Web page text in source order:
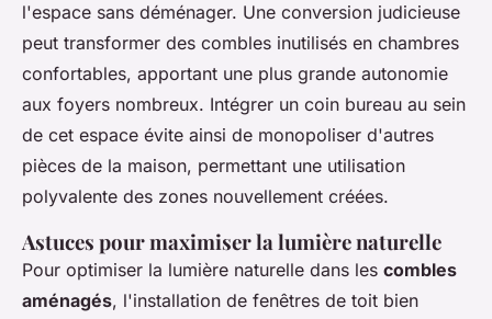
l'espace sans déménager. Une conversion judicieuse
peut transformer des combles inutilisés en chambres
confortables, apportant une plus grande autonomie
aux foyers nombreux. Intégrer un coin bureau au sein
de cet espace évite ainsi de monopoliser d'autres
pièces de la maison, permettant une utilisation
polyvalente des zones nouvellement créées.
Astuces pour maximiser la lumière naturelle
Pour optimiser la lumière naturelle dans les combles
aménagés, l'installation de fenêtres de toit bien